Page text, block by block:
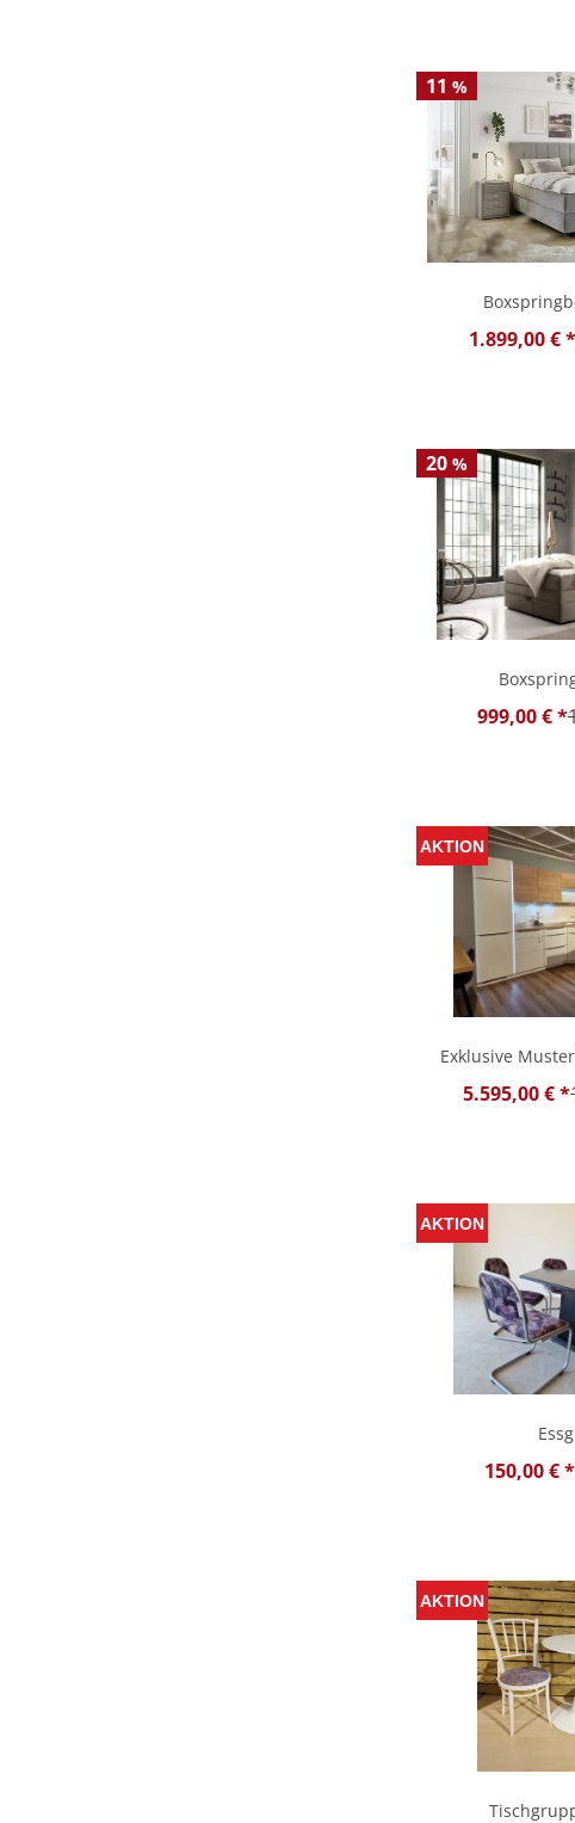
11 %
1.899,00 € *
20 %
999,00 € *
Exklusive
5.595,00 € *
150,00 € *